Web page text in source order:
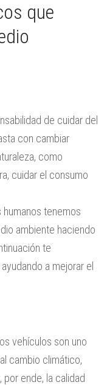
que
de cuidar del
con cambiar
como
cuidar el consumo
humanos tenemos
ambiente haciendo
te
a mejorar el
vehículos son uno
cambio climático,
ende, la calidad